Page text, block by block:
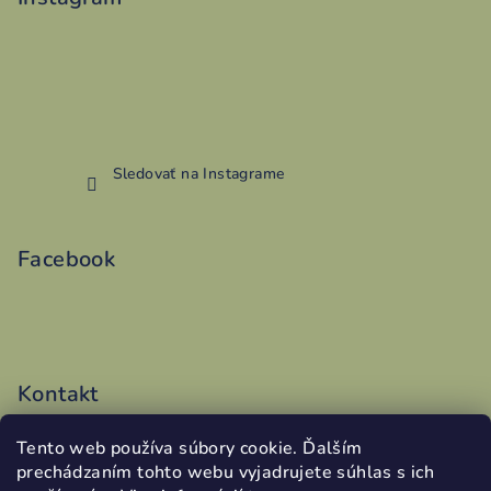
Tento web používa súbory cookie. Ďalším
prechádzaním tohto webu vyjadrujete súhlas s ich
Sledovať na Instagrame
Facebook
Kontakt
vyroba @addy.sk
0486199340